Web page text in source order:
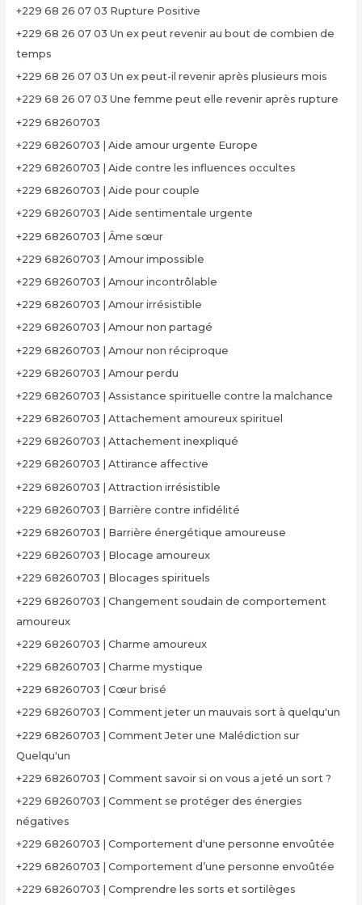
+229 68 26 07 03 Rupture Positive
+229 68 26 07 03 Un ex peut revenir au bout de combien de
temps
+229 68 26 07 03 Un ex peut-il revenir après plusieurs mois
+229 68 26 07 03 Une femme peut elle revenir après rupture
+229 68260703
+229 68260703 | Aide amour urgente Europe
+229 68260703 | Aide contre les influences occultes
+229 68260703 | Aide pour couple
+229 68260703 | Aide sentimentale urgente
+229 68260703 | Âme sœur
+229 68260703 | Amour impossible
+229 68260703 | Amour incontrôlable
+229 68260703 | Amour irrésistible
+229 68260703 | Amour non partagé
+229 68260703 | Amour non réciproque
+229 68260703 | Amour perdu
+229 68260703 | Assistance spirituelle contre la malchance
+229 68260703 | Attachement amoureux spirituel
+229 68260703 | Attachement inexpliqué
+229 68260703 | Attirance affective
+229 68260703 | Attraction irrésistible
+229 68260703 | Barrière contre infidélité
+229 68260703 | Barrière énergétique amoureuse
+229 68260703 | Blocage amoureux
+229 68260703 | Blocages spirituels
+229 68260703 | Changement soudain de comportement
amoureux
+229 68260703 | Charme amoureux
+229 68260703 | Charme mystique
+229 68260703 | Cœur brisé
+229 68260703 | Comment jeter un mauvais sort à quelqu'un
+229 68260703 | Comment Jeter une Malédiction sur
Quelqu'un
+229 68260703 | Comment savoir si on vous a jeté un sort ?
+229 68260703 | Comment se protéger des énergies
négatives
+229 68260703 | Comportement d'une personne envoûtée
+229 68260703 | Comportement d’une personne envoûtée
+229 68260703 | Comprendre les sorts et sortilèges